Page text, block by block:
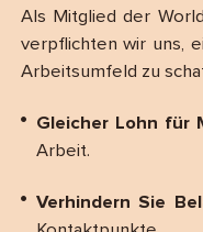
Als Mitglied der
verpflichten wir uns,
Arbeitsumfeld zu
Gleicher Lohn für
Arbeit.
Verhindern Sie